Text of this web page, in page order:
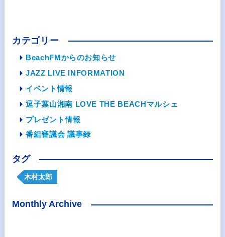
カテゴリー
BeachFMからのお知らせ
JAZZ LIVE INFORMATION
イベント情報
逗子葉山湘南 LOVE THE BEACHマルシェ
プレゼント情報
番組審議会 議事録
タグ
木村太郎
Monthly Archive